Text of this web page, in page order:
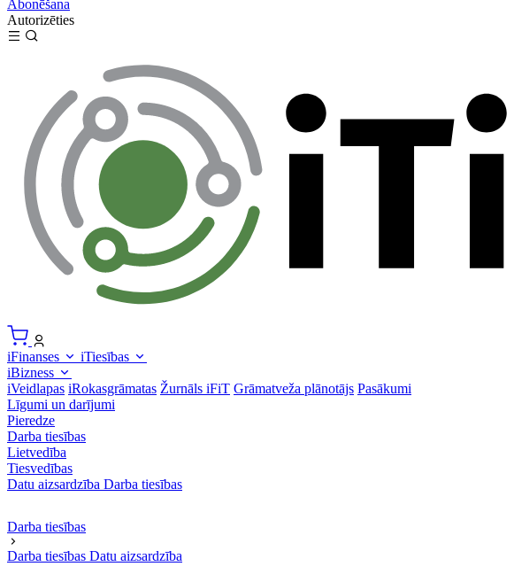
Abonēšana
Autorizēties
iFinanses
iTiesības
iBizness
iVeidlapas iRokasgrāmatas Žurnāls iFiT Grāmatveža plānotājs Pasākumi
Līgumi un darījumi
Pieredze
Darba tiesības
Lietvedība
Tiesvedības
Datu aizsardzība Darba tiesības
Darba tiesības
Darba tiesības Datu aizsardzība